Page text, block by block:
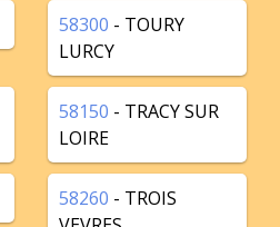
58300 - TOURY
LURCY
58150 - TRACY SUR
LOIRE
58260 - TROIS